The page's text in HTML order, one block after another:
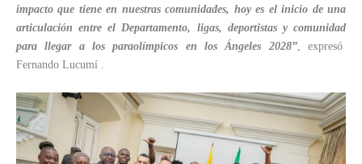
impacto que tiene en nuestras comunidades, hoy es el inicio de una
articulación entre el Departamento, ligas, deportistas y comunidad
para llegar a los paraolímpicos en los Ángeles 2028”, expresó
Fernando Lucumí .